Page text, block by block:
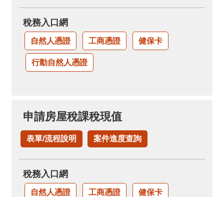
稅務入口網
自然人憑證 工商憑證 健保卡
行動自然人憑證
申請房屋稅課稅現值
表單/流程說明 案件進度查詢
稅務入口網
自然人憑證 工商憑證 健保卡